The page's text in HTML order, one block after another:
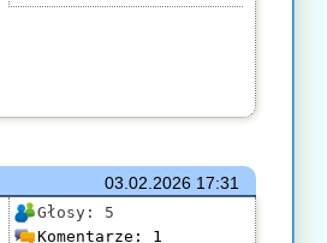
03.02.202617:31
Głosy: 5
Komentarze: 1